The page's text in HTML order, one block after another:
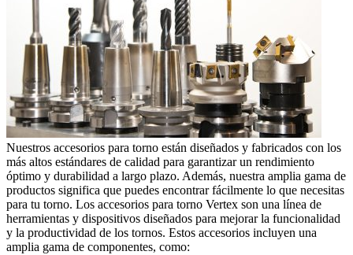
Nuestros accesorios para torno están diseñados y fabricados con los
más altos estándares de calidad para garantizar un rendimiento
óptimo y durabilidad a largo plazo. Además, nuestra amplia gama de
productos significa que puedes encontrar fácilmente lo que necesitas
para tu torno. Los accesorios para torno Vertex son una lí­nea de
herramientas y dispositivos diseñados para mejorar la funcionalidad
y la productividad de los tornos. Estos accesorios incluyen una
amplia gama de componentes, como: